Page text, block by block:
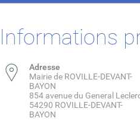
Informations
Adresse
Mairie de ROVILLE-DEVANT-
BAYON
854 avenue du General
54290 ROVILLE-DEVANT-
BAYON